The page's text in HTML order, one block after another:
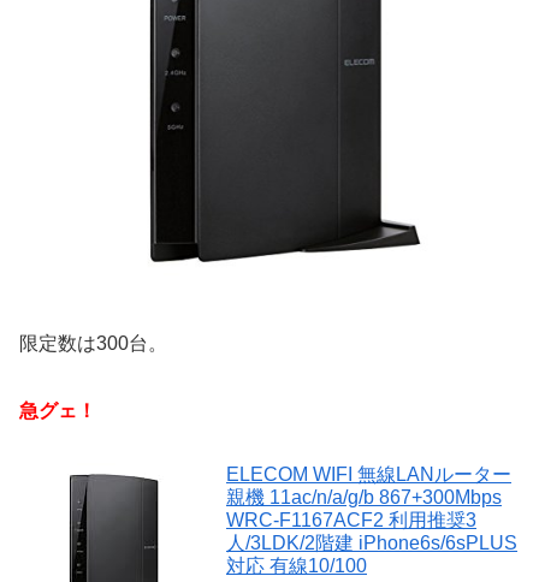
限定数は300台。
急グェ！
ELECOM WIFI 無線LANルーター
親機 11ac/n/a/g/b 867+300Mbps
WRC-F1167ACF2 利用推奨3
人/3LDK/2階建 iPhone6s/6sPLUS
対応 有線10/100